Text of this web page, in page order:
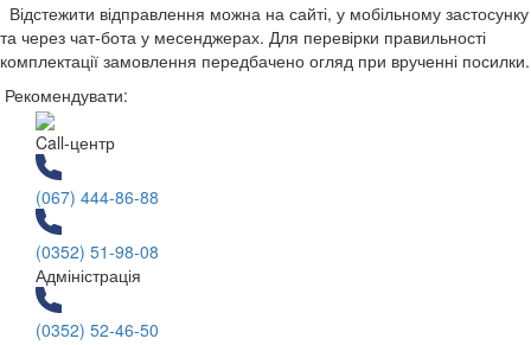
Відстежити відправлення можна на сайті, у мобільному застосунку
та через чат-бота у месенджерах. Для перевірки правильності
комплектації замовлення передбачено огляд при врученні посилки.
Рекомендувати:
Call-центр
(067) 444-86-88
(0352) 51-98-08
Адміністрація
(0352) 52-46-50